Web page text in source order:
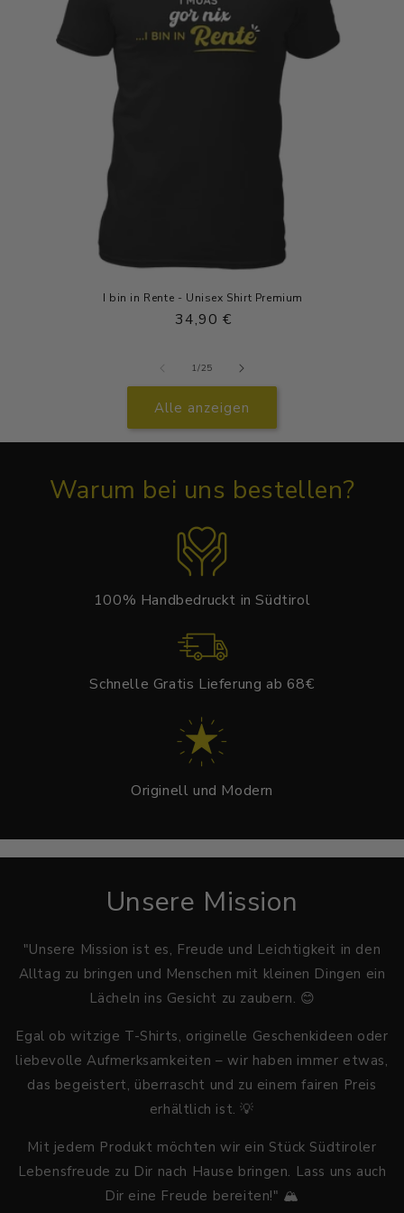
I bin in Rente - Unisex Shirt Premium
Normaler
34,90 €
1/von
25
Alle anzeigen
Warum bei uns bestellen?
100% Handbedruckt in Südtirol
Schnelle Gratis Lieferung ab 68€
Originell und Modern
Unsere Mission
"Unsere Mission ist es, Freude und Leichtigkeit in den
Alltag zu bringen und Menschen mit kleinen Dingen ein
Lächeln ins Gesicht zu zaubern. 😊
Egal ob witzige T-Shirts, originelle Geschenkideen oder
liebevolle Aufmerksamkeiten – wir haben immer etwas,
das begeistert, überrascht und zu einem fairen Preis
erhältlich ist. 💡
Mit jedem Produkt möchten wir ein Stück Südtiroler
Lebensfreude zu Dir nach Hause bringen. Lass uns auch
Dir eine Freude bereiten!" 🏔️